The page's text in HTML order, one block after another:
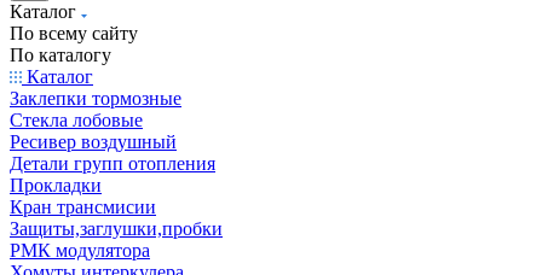
Каталог
По всему сайту
По каталогу
Каталог
Заклепки тормозные
Стекла лобовые
Ресивер воздушный
Детали групп отопления
Прокладки
Кран трансмисии
Защиты,заглушки,пробки
РМК модулятора